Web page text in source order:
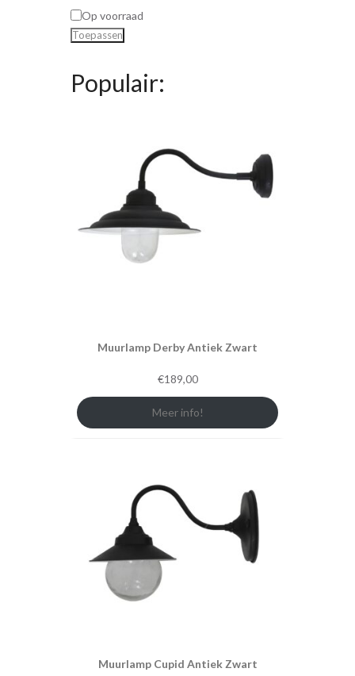
Op voorraad
Toepassen
Populair:
Muurlamp Derby Antiek Zwart
€189,00
Meer info!
Muurlamp Cupid Antiek Zwart